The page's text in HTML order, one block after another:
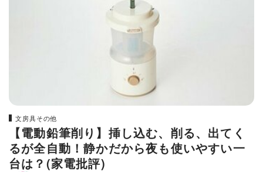
文房具その他
【電動鉛筆削り】挿し込む、削る、出てく
るが全自動！静かだから夜も使いやすい一
台は？(家電批評)